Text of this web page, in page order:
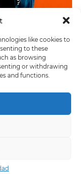
like cookies to
to these
as browsing
or withdrawing
and functions.